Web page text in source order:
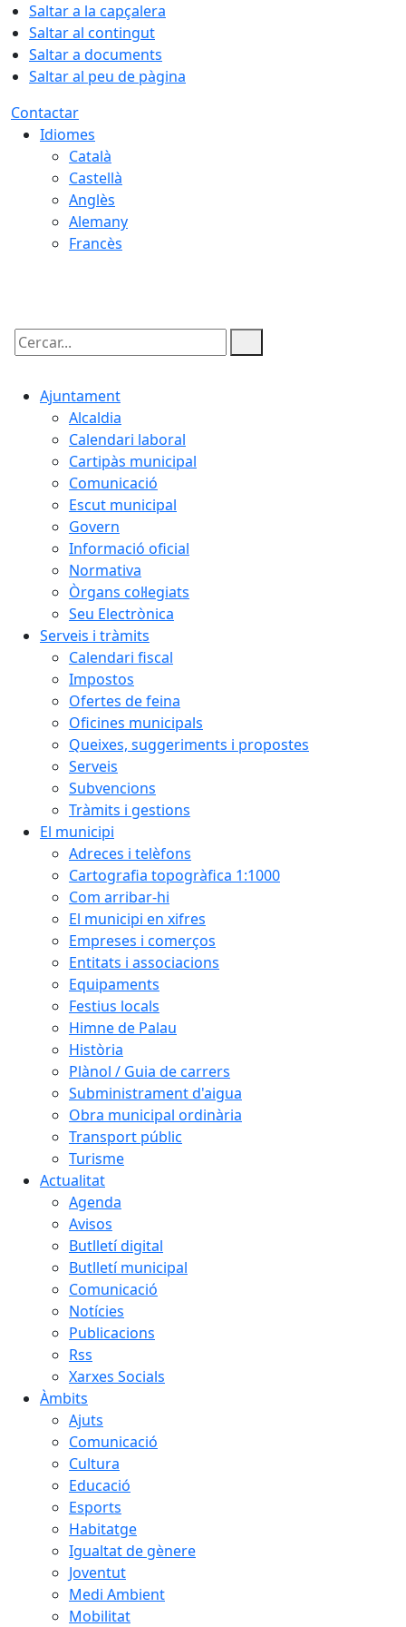
Saltar a la capçalera
Saltar al contingut
Saltar a documents
Saltar al peu de pàgina
Contactar
Idiomes
Català
Castellà
Anglès
Alemany
Francès
Cercar:
Ajuntament
Alcaldia
Calendari laboral
Cartipàs municipal
Comunicació
Escut municipal
Govern
Informació oficial
Normativa
Òrgans col·legiats
Seu Electrònica
Serveis i tràmits
Calendari fiscal
Impostos
Ofertes de feina
Oficines municipals
Queixes, suggeriments i propostes
Serveis
Subvencions
Tràmits i gestions
El municipi
Adreces i telèfons
Cartografia topogràfica 1:1000
Com arribar-hi
El municipi en xifres
Empreses i comerços
Entitats i associacions
Equipaments
Festius locals
Himne de Palau
Història
Plànol / Guia de carrers
Subministrament d'aigua
Obra municipal ordinària
Transport públic
Turisme
Actualitat
Agenda
Avisos
Butlletí digital
Butlletí municipal
Comunicació
Notícies
Publicacions
Rss
Xarxes Socials
Àmbits
Ajuts
Comunicació
Cultura
Educació
Esports
Habitatge
Igualtat de gènere
Joventut
Medi Ambient
Mobilitat